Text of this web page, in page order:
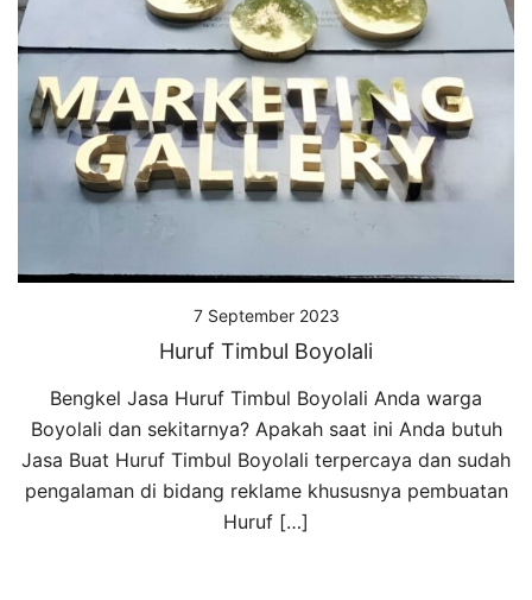
7 September 2023
Huruf Timbul Boyolali
Bengkel Jasa Huruf Timbul Boyolali Anda warga
Boyolali dan sekitarnya? Apakah saat ini Anda butuh
Jasa Buat Huruf Timbul Boyolali terpercaya dan sudah
pengalaman di bidang reklame khususnya pembuatan
Huruf […]